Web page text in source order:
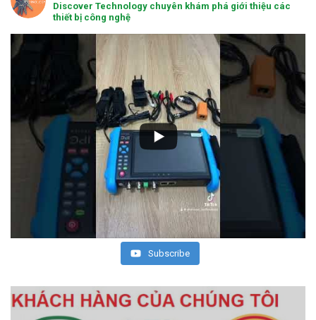
Discover Technology chuyên khám phá giới thiệu các
thiết bị công nghệ
Subscribe